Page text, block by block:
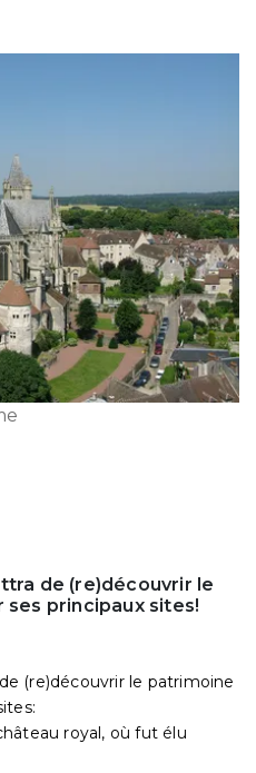
de (re)découvrir le
ses principaux sites!
(re)découvrir le patrimoine
royal, où fut élu